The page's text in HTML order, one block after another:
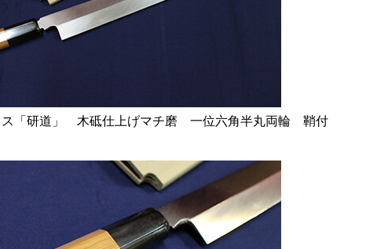
「研道」 木砥仕上げマチ磨 一位六角半丸両輪 鞘付